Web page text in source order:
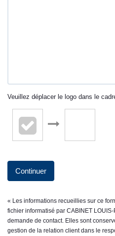
Veuillez déplacer le logo dans le
Continuer
« Les informations recueillies sur ce
fichier informatisé par CABINET
demande de contact. Elles sont
gestion de la relation client dans le